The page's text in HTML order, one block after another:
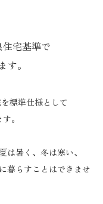
宅基準で
す。
標準仕様として
。
は暑く、冬は寒い、
暮らすことはできませ